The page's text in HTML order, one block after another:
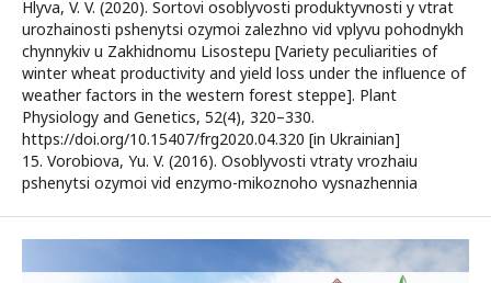
Hlyva, V. V. (2020). Sortovi osoblyvosti produktyvnosti y vtrat
urozhainosti pshenytsi ozymoi zalezhno vid vplyvu pohodnykh
chynnykiv u Zakhidnomu Lisostepu [Variety peculiarities of
winter wheat productivity and yield loss under the influence of
weather factors in the western forest steppe]. Plant
Physiology and Genetics, 52(4), 320–330.
https://doi.org/10.15407/frg2020.04.320 [in Ukrainian]
15. Vorobiova, Yu. V. (2016). Osoblyvosti vtraty vrozhaiu
pshenytsi ozymoi vid enzymo-mikoznoho vysnazhennia